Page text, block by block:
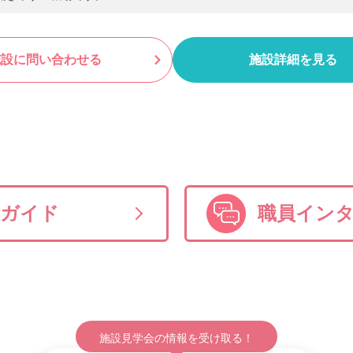
に問い合わせる 施設詳細を見る
イド 職員イン
施設見学会の情報を受け取る！